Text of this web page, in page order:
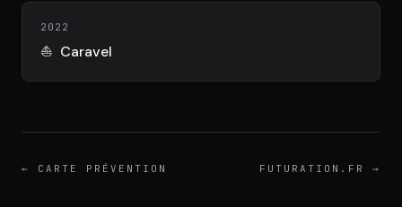
2022
⛵ Caravel
← CARTE PRÉVENTION FUTURATION.FR →